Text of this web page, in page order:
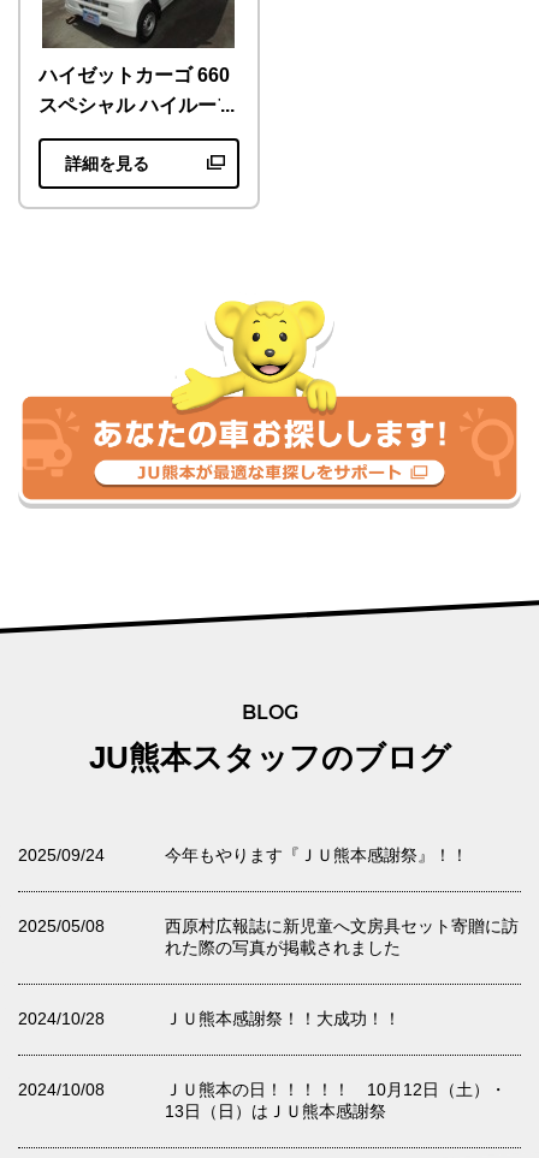
ハイゼットカーゴ 660
スペシャル ハイルーフ
詳細を見る
BLOG
JU熊本スタッフのブログ
2025/09/24 今年もやります『ＪＵ熊本感謝祭』！！
2025/05/08
西原村広報誌に新児童へ文房具セット寄贈に訪
れた際の写真が掲載されました
2024/10/28 ＪＵ熊本感謝祭！！大成功！！
2024/10/08
ＪＵ熊本の日！！！！！ 10月12日（土）・
13日（日）はＪＵ熊本感謝祭